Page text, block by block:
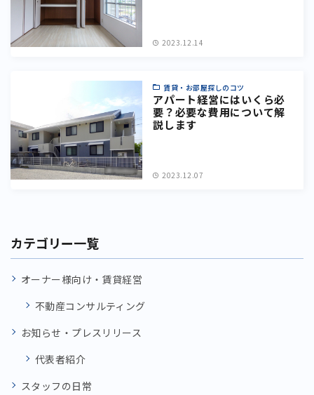
2023.12.14
賃貸・お部屋探しのコツ
アパート経営にはいくら必
要？必要な費用について解
説します
2023.12.07
カテゴリー一覧
オーナー様向け・賃貸経営
不動産コンサルティング
お知らせ・プレスリリース
代表者紹介
スタッフの日常